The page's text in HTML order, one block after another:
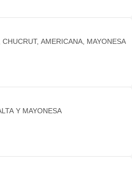
AMERICANA, MAYONESA
Y MAYONESA